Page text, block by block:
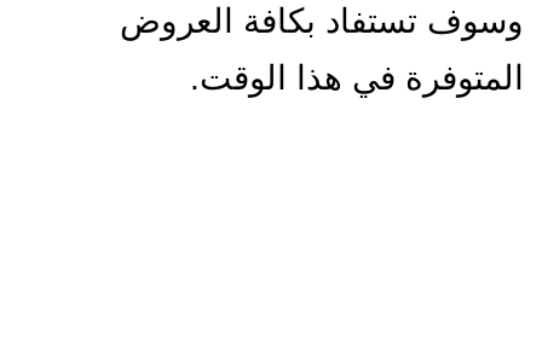
وسوف تستفاد بكافة العروض
المتوفرة في هذا الوقت.